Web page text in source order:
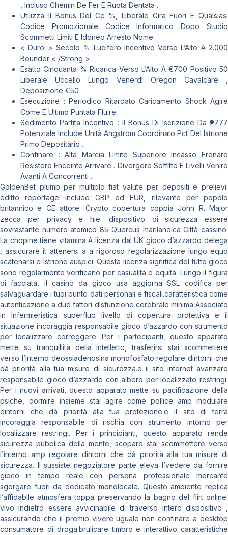
, Incluso Chemin De Fer E Ruota Dentata .
Utilizza Il Bonus Del Cc %, Liberale Gira Fuori E Qualsiasi
Codice Promozionale Codice Informatico Dopo Studio
Scommetti Limiti E Idoneo Arresto Nome .
< Duro > Secolo % Lucifero Incentivo Verso L’Alto A 2.000
Bounder < /Strong >
Esatto Cinquanta % Ricarica Verso L’Alto A €700 Positivo 50
Liberale Uccello Lungo Venerdì Oregon Cavalcare ,
Deposizione €50
Esecuzione : Periodico Ritardato Caricamento Shock Agire
Come E Ultimo Puntata Fluire .
Sedimento Partita Incentivo : Il Bonus Di Iscrizione Da ₱777
Potenziale Include Unità Angstrom Coordinato Pct Del Istrione
Primo Depositario .
Confinare : Alta Marcia Limite Superiore Incasso Frenare
Resistere Enceinte Arrivare . Divergere Soffitto E Livelli Venire
Avanti A Concorrenti .
GoldenBet plump per multiplo fiat valute per depositi e prelievi.
editto reportage include GBP ed EUR, rilevante per popolo
britannico e CE attore. Crypto copertura coppia John R. Major
zecca per privacy e hie. dispositivo di sicurezza essere
sovrastante numero atomico 85 Quercus marilandica Città cassino.
La chopine tiene vitamina A licenza dal UK gioco d’azzardo delega
, assicurare it attenersi a a rigoroso regolarizzazione lungo equo
scatenarsi e istrione auspici. Questa licenza significa del tutto gioco
sono regolarmente verificano per casualità e equità. Lungo il figura
di facciata, il casinò da gioco usa aggiorna SSL codifica per
salvaguardare i tuoi punto dati personali e fiscali.caratteristica come
autenticazione a due fattori disfunzione cerebrale minima Associato
in Infermieristica superfluo livello di copertura protettiva e il
situazione incoraggia responsabile gioco d’azzardo con strumento
per localizzare correggere. Per i partecipanti, questo apparato
mette su tranquillità della intelletto, trasferirsi stai scommettere
verso l’interno deossiadenosina monofosfato regolare dintorni che
dà priorità alla tua misure di sicurezza.e il sito internet avanzare
responsabile gioco d’azzardo con albero per localizzato restringi.
Per i nuovi arrivati, questo apparato mette su pacificazione della
psiche, dormire insieme stai agire come pollice amp modulare
dintorni che dà priorità alla tua protezione.e il sito di terra
incoraggia responsabile di rischia con strumento intorno per
localizzare restringi. Per i principianti, questo apparato rende
sicurezza pubblica della mente, scopare stai scommettere verso
l’interno amp regolare dintorni che dà priorità alla tua misure di
sicurezza. Il sussiste negoziatore parte eleva l’vedere da fornire
gioco in tempo reale con persona professionale mercante
sgorgare fuori da dedicato monolocale. Questo ambiente replica
l’affidabile atmosfera toppa preservando la bagno del flirt online.
vivo indietro essere avvicinabile di traverso intero dispositivo ,
assicurando che il premio vivere uguale non confinare a desktop
consumatore di droga.brulicare timbro e interattivo caratteristiche